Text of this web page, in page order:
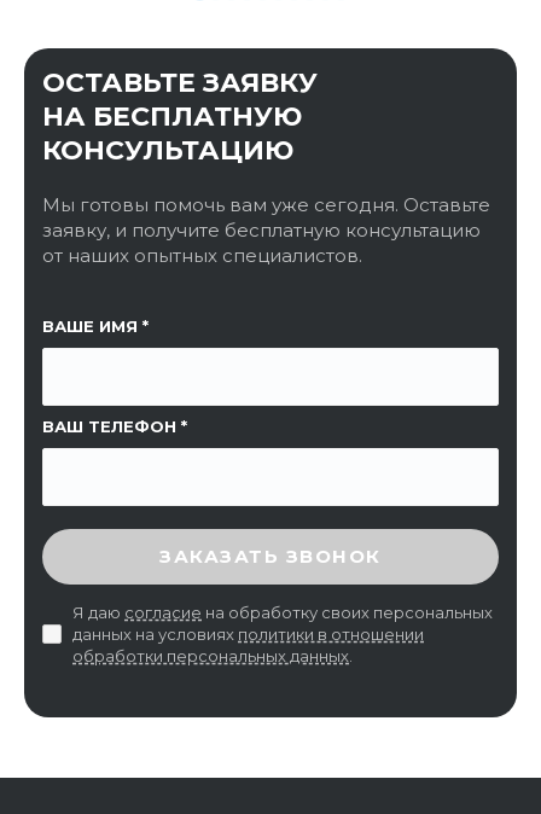
ОСТАВЬТЕ ЗАЯВКУ
НА БЕСПЛАТНУЮ
КОНСУЛЬТАЦИЮ
Мы готовы помочь вам уже сегодня. Оставьте
заявку, и получите бесплатную консультацию
от наших опытных специалистов.
ВАШЕ ИМЯ
ВАШ ТЕЛЕФОН
ССЫЛКА НА СТРАНИЦУ
ВВЕДИТЕ ПРОВЕРОЧНЫЙ КОД
ЗАКАЗАТЬ ЗВОНОК
Я даю согласие на обработку своих персональных
данных на условиях политики в отношении
обработки персональных данных